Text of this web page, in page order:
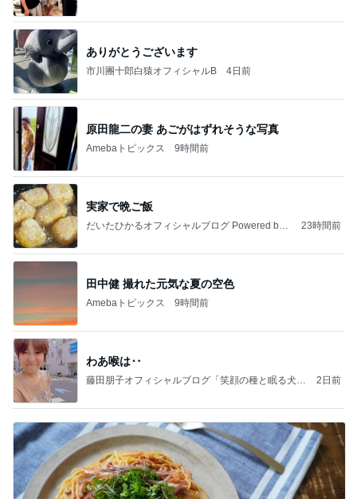
ありがとうございます
市川團十郎白猿オフィシャルB 4日前
原田龍二の妻 あごがはずれそうな写真
Amebaトピックス 9時間前
実家で晩ご飯
だいたひかるオフィシャルブログ Powered by
23時間前
田中健 撮れた元気な夏の空色
Amebaトピックス 9時間前
わあ喉は‥
藤田朋子オフィシャルブログ「笑顔の種と眠る犬」
2日前